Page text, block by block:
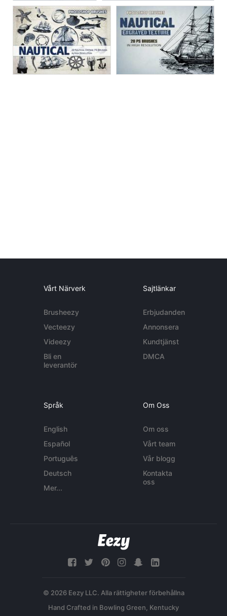
Vårt Närverk
Brusheezy
Vecteezy
Videezy
Bli en
leverantör
Sajtlänkar
Erbjudanden
Annonsera
Kundtjänst
DMCA
Språk
English
Español
Português
Deutsch
Mer...
Om Oss
Om oss
Vårt team
Vår blogg
Kontakta
oss
© 2026 Eezy LLC. Alla rättigheter förbehållna